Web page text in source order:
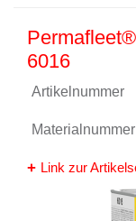
6016
Artikelnummer
Materialnummer
Link zur